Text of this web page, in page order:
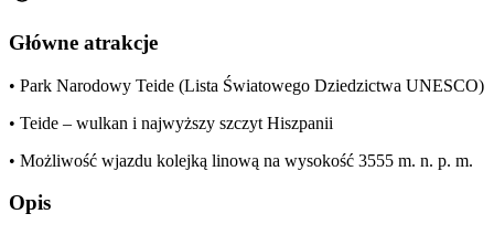
Główne atrakcje
• Park Narodowy Teide (Lista Światowego Dziedzictwa UNESCO)
• Teide – wulkan i najwyższy szczyt Hiszpanii
• Możliwość wjazdu kolejką linową na wysokość 3555 m. n. p. m.
Opis